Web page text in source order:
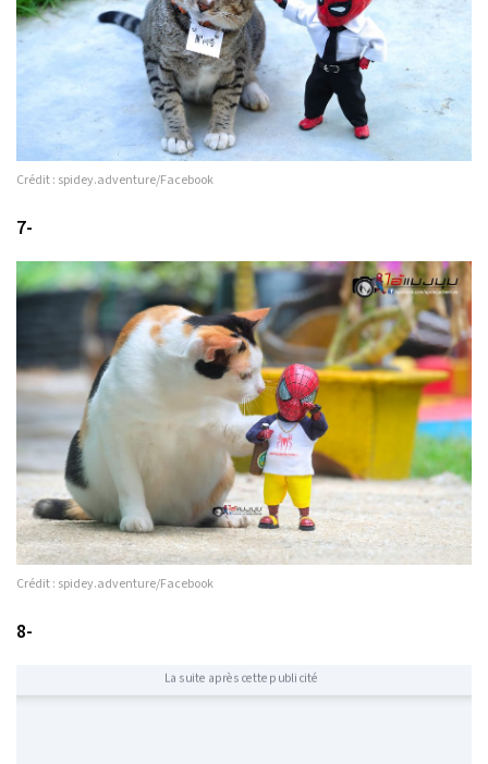
Crédit : spidey.adventure/Facebook
7-
Crédit : spidey.adventure/Facebook
8-
La suite après cette publicité